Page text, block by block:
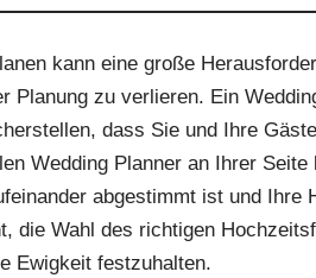
kann eine große
Planung zu verlieren. Ein
dass Sie und Ihre
Wedding Planner an Ihrer
abgestimmt ist und
die Wahl des richtigen
Ewigkeit festzuhalten.